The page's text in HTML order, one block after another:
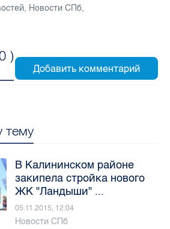
, Новости СПб,
)
тему
В Калининском районе
закипела стройка нового
ЖК "Ландыши" ...
05.11.2015, 12:04
Новости СПб